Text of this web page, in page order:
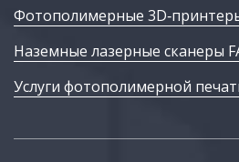
Фотополимерные
Наземные лазерные сканеры
Услуги фотополимерной